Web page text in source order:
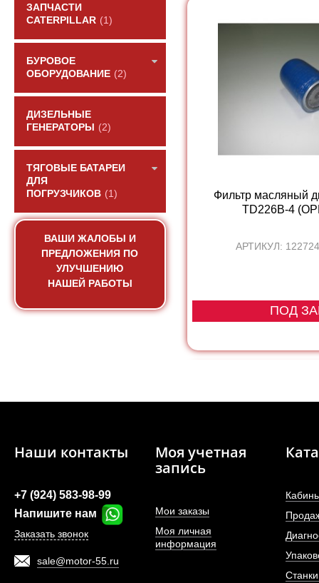
ЗАПЧАСТИ
CATERPILLAR (1)
БУРОВОЕ
ОБОРУДОВАНИЕ (2)
ДИЗЕЛЬНЫЕ
ГЕНЕРАТОРЫ
(2)
ТЯГОВЫЕ БАТАРЕИ
ДЛЯ
ПОГРУЗЧИКОВ (1)
ВАШИ ЖАЛОБЫ И
ПРЕДЛОЖЕНИЯ ПО
УЛУЧШЕНИЮ
НАШЕЙ РАБОТЫ
Фильтр масляный
TD226B-4
АРТИКУЛ:
ПОД
Фильтр масляный
Наши контакты
+7 (924) 583-98-99
Напишите нам
Заказать звонок
sale@motor-55.ru
Моя учетная
запись
Мои заказы
Моя личная
информация